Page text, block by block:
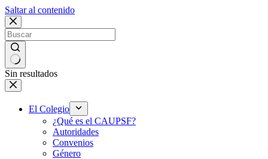
Saltar al contenido
Sin resultados
El Colegio
¿Qué es el CAUPSF?
Autoridades
Convenios
Género